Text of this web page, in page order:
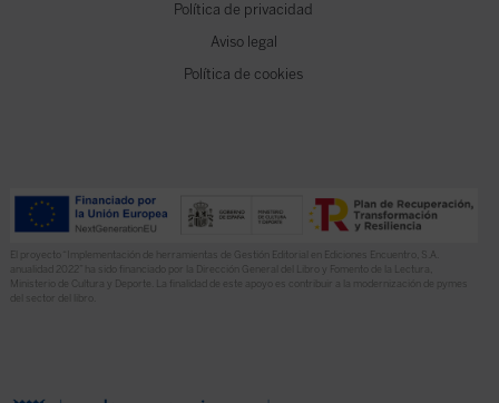
Política de privacidad
Aviso legal
Política de cookies
El proyecto “Implementación de herramientas de Gestión Editorial en Ediciones Encuentro, S.A.
anualidad 2022” ha sido financiado por la Dirección General del Libro y Fomento de la Lectura,
Ministerio de Cultura y Deporte. La finalidad de este apoyo es contribuir a la modernización de pymes
del sector del libro.